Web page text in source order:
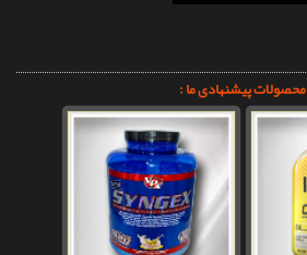
محصولات پیشنهادی ما :